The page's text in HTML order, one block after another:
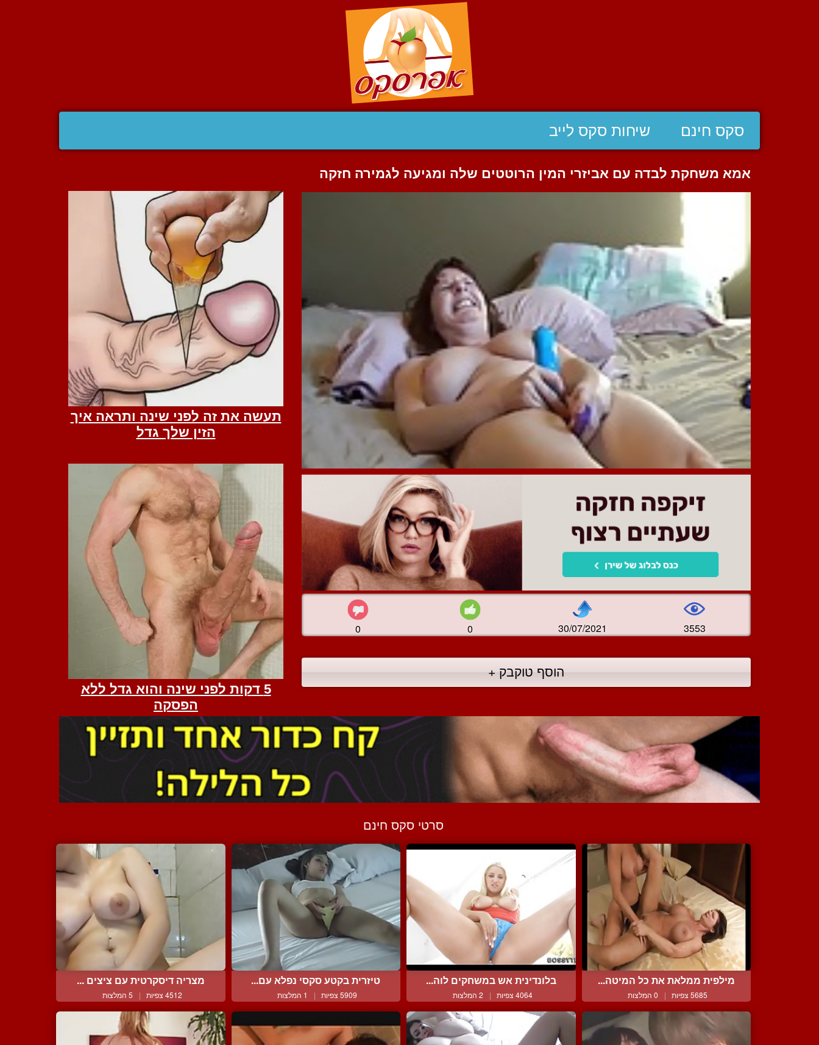
סקס חינם שיחות סקס לייב
אמא משחקת לבדה עם אביזרי המין הרוטטים שלה ומגיעה לגמירה חזקה
0 0 30/07/2021 3553
הוסף טוקבק +
סרטי סקס חינם
מילפית ממלאת את כל המיטה...
5685 צפיות | 0 המלצות
בלונדינית אש במשחקים לוה...
4064 צפיות | 2 המלצות
טיזרית בקטע סקסי נפלא עם...
5909 צפיות | 1 המלצות
מצריה דיסקרטית עם ציצים ...
4512 צפיות | 5 המלצות